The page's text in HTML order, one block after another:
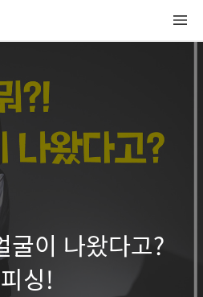
굴이 나왔다고?
싱!